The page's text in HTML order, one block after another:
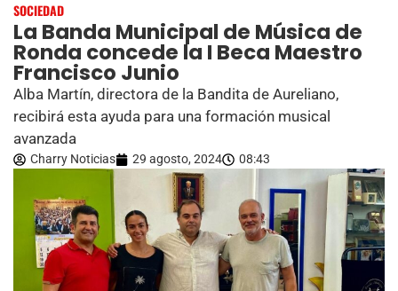
SOCIEDAD
La Banda Municipal de Música de
Ronda concede la I Beca Maestro
Francisco Junio
Alba Martín, directora de la Bandita de Aureliano,
recibirá esta ayuda para una formación musical
avanzada
Charry Noticias 29 agosto, 2024 08:43